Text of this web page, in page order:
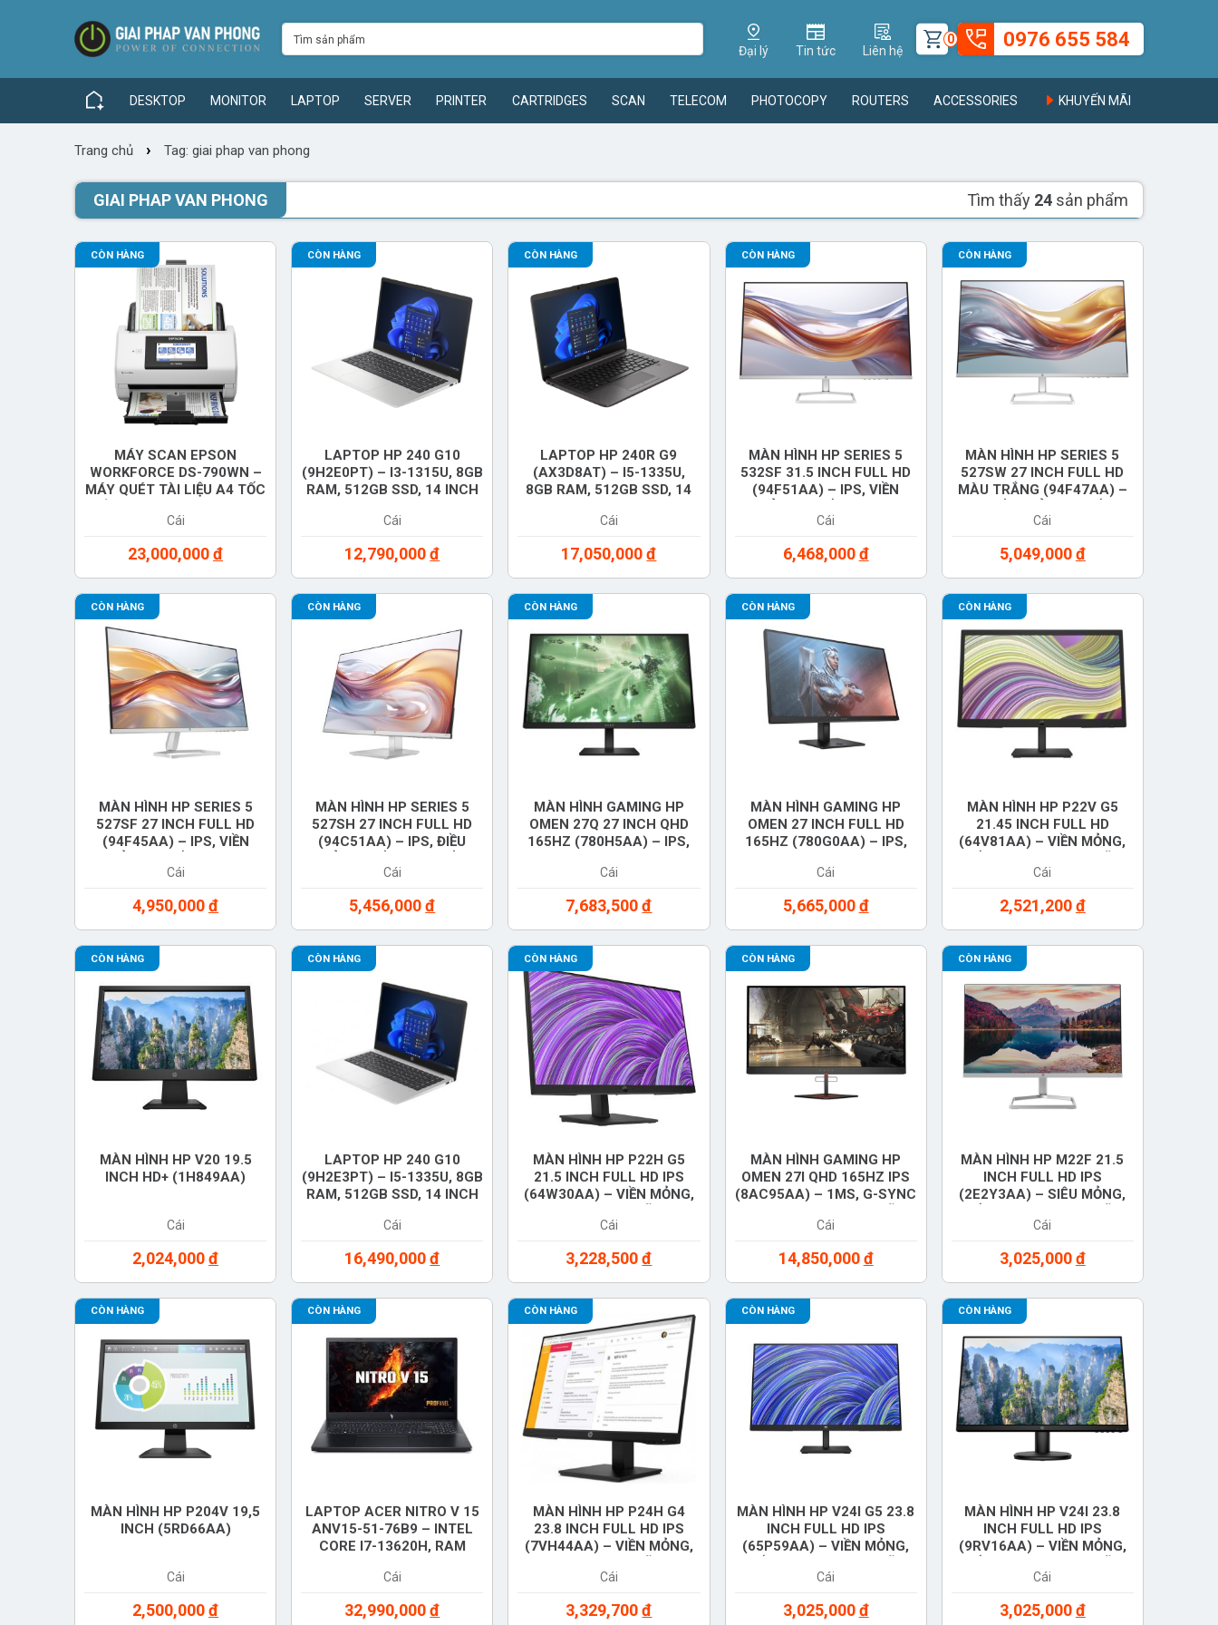
Đại lý Tin tức Liên hệ
0 0976 655 584
DESKTOP MONITOR LAPTOP SERVER PRINTER CARTRIDGES SCAN TELECOM PHOTOCOPY ROUTERS ACCESSORIES KHUYẾN MÃI
Trang chủ › Tag: giai phap van phong
GIAI PHAP VAN PHONG Tìm thấy 24 sản phẩm
CÒN HÀNG
MÁY SCAN EPSON
WORKFORCE DS-790WN –
MÁY QUÉT TÀI LIỆU A4 TỐC
FED
Cái
23,000,000đ
CÒN HÀNG
LAPTOP HP 240 G10
(9H2E0PT) – I3-1315U, 8GB
RAM, 512GB SSD, 14 INCH
BẠC, CHÍNH HÃNG
Cái
12,790,000đ
CÒN HÀNG
LAPTOP HP 240R G9
(AX3D8AT) – I5-1335U,
8GB RAM, 512GB SSD, 14
MÀU BẠC, CHÍNH HÃNG
Cái
17,050,000đ
CÒN HÀNG
MÀN HÌNH HP SERIES 5
532SF 31.5 INCH FULL HD
(94F51AA) – IPS, VIỀN
CHÍNH HÃNG
Cái
6,468,000đ
CÒN HÀNG
MÀN HÌNH HP SERIES 5
527SW 27 INCH FULL HD
MÀU TRẮNG (94F47AA) –
CHÓI, CHÍNH HÃNG
Cái
5,049,000đ
CÒN HÀNG
MÀN HÌNH HP SERIES 5
527SF 27 INCH FULL HD
(94F45AA) – IPS, VIỀN
CHÍNH HÃNG
Cái
4,950,000đ
CÒN HÀNG
MÀN HÌNH HP SERIES 5
527SH 27 INCH FULL HD
(94C51AA) – IPS, ĐIỀU
MỎNG, CHÍNH HÃNG
Cái
5,456,000đ
CÒN HÀNG
MÀN HÌNH GAMING HP
OMEN 27Q 27 INCH QHD
165HZ (780H5AA) – IPS,
CHÍNH HÃNG
Cái
7,683,500đ
CÒN HÀNG
MÀN HÌNH GAMING HP
OMEN 27 INCH FULL HD
165HZ (780G0AA) – IPS,
CHÍNH HÃNG
Cái
5,665,000đ
CÒN HÀNG
MÀN HÌNH HP P22V G5
21.45 INCH FULL HD
(64V81AA) – VIỀN MỎNG,
Cái
2,521,200đ
CÒN HÀNG
MÀN HÌNH HP V20 19.5
INCH HD+ (1H849AA)
Cái
2,024,000đ
CÒN HÀNG
LAPTOP HP 240 G10
(9H2E3PT) – I5-1335U, 8GB
RAM, 512GB SSD, 14 INCH
BẠC, CHÍNH HÃNG
Cái
16,490,000đ
CÒN HÀNG
MÀN HÌNH HP P22H G5
21.5 INCH FULL HD IPS
(64W30AA) – VIỀN MỎNG,
Cái
3,228,500đ
CÒN HÀNG
MÀN HÌNH GAMING HP
OMEN 27I QHD 165HZ IPS
(8AC95AA) – 1MS, G-SYNC
Cái
14,850,000đ
CÒN HÀNG
MÀN HÌNH HP M22F 21.5
INCH FULL HD IPS
(2E2Y3AA) – SIÊU MỎNG,
Cái
3,025,000đ
CÒN HÀNG
MÀN HÌNH HP P204V 19,5
INCH (5RD66AA)
Cái
2,500,000đ
CÒN HÀNG
LAPTOP ACER NITRO V 15
ANV15-51-76B9 – INTEL
CORE I7-13620H, RAM
HÌNH 16 INCH FHD 180HZ,
WINDOWS 11 – MÀU ĐEN –
Cái
32,990,000đ
CÒN HÀNG
MÀN HÌNH HP P24H G4
23.8 INCH FULL HD IPS
(7VH44AA) – VIỀN MỎNG,
Cái
3,329,700đ
CÒN HÀNG
MÀN HÌNH HP V24I G5 23.8
INCH FULL HD IPS
(65P59AA) – VIỀN MỎNG,
Cái
3,025,000đ
CÒN HÀNG
MÀN HÌNH HP V24I 23.8
INCH FULL HD IPS
(9RV16AA) – VIỀN MỎNG,
Cái
3,025,000đ